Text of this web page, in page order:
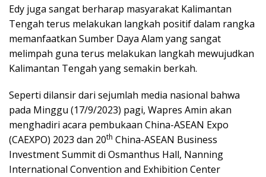
Edy juga sangat berharap masyarakat Kalimantan
Tengah terus melakukan langkah positif dalam rangka
memanfaatkan Sumber Daya Alam yang sangat
melimpah guna terus melakukan langkah mewujudkan
Kalimantan Tengah yang semakin berkah.
Seperti dilansir dari sejumlah media nasional bahwa
pada Minggu (17/9/2023) pagi, Wapres Amin akan
menghadiri acara pembukaan China-ASEAN Expo
(CAEXPO) 2023 dan 20th China-ASEAN Business
Investment Summit di Osmanthus Hall, Nanning
International Convention and Exhibition Center